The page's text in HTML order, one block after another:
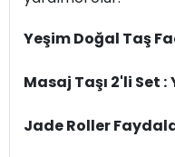
Yeşim Doğal Taş
Masaj Taşı 2'li Set :
Jade Roller